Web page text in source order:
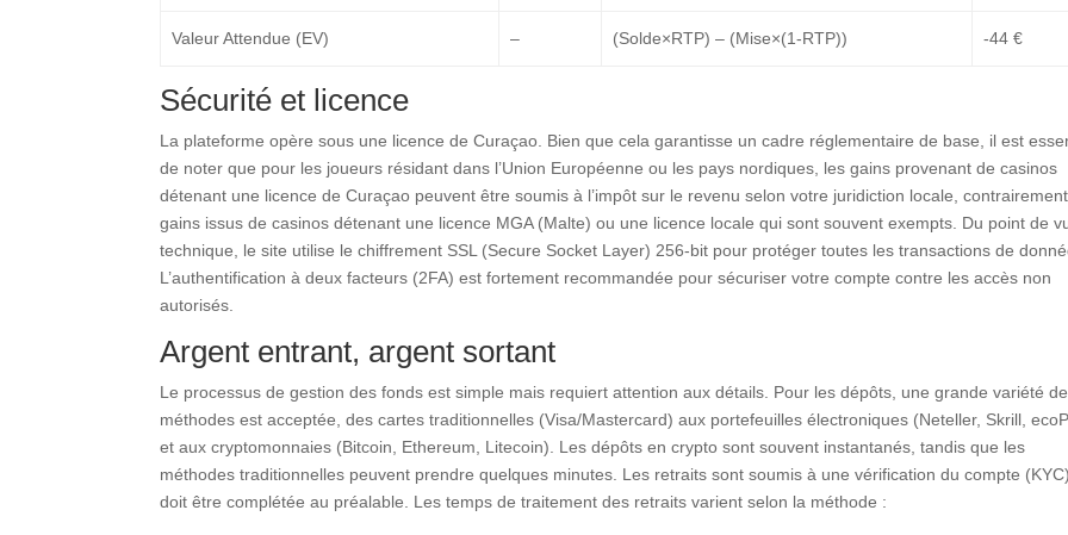
Valeur Attendue (EV) – (Solde×RTP) – (Mise×(1-RTP)) -44 €
Sécurité et licence
La plateforme opère sous une licence de Curaçao. Bien que cela garantisse un cadre réglementaire de base, il est
de noter que pour les joueurs résidant dans l’Union Européenne ou les pays nordiques, les gains provenant de casinos
détenant une licence de Curaçao peuvent être soumis à l’impôt sur le revenu selon votre juridiction locale,
gains issus de casinos détenant une licence MGA (Malte) ou une licence locale qui sont souvent exempts. Du point de
technique, le site utilise le chiffrement SSL (Secure Socket Layer) 256-bit pour protéger toutes les transactions de
L’authentification à deux facteurs (2FA) est fortement recommandée pour sécuriser votre compte contre les accès non
autorisés.
Argent entrant, argent sortant
Le processus de gestion des fonds est simple mais requiert attention aux détails. Pour les dépôts, une grande variété de
méthodes est acceptée, des cartes traditionnelles (Visa/Mastercard) aux portefeuilles électroniques (Neteller, Skrill,
et aux cryptomonnaies (Bitcoin, Ethereum, Litecoin). Les dépôts en crypto sont souvent instantanés, tandis que les
méthodes traditionnelles peuvent prendre quelques minutes. Les retraits sont soumis à une vérification du compte
doit être complétée au préalable. Les temps de traitement des retraits varient selon la méthode :